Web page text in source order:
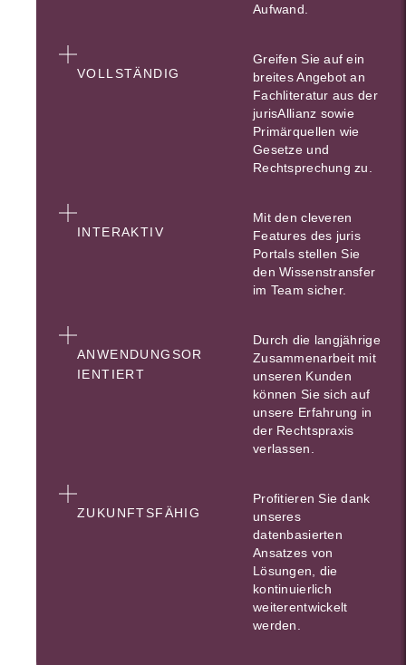
Aufwand.
VOLLSTÄNDIG
Greifen Sie auf ein
breites Angebot an
Fachliteratur aus der
jurisAllianz sowie
Primärquellen wie
Gesetze und
Rechtsprechung zu.
INTERAKTIV
Mit den cleveren
Features des juris
Portals stellen Sie
den Wissenstransfer
im Team sicher.
ANWENDUNGSOR
IENTIERT
Durch die langjährige
Zusammenarbeit mit
unseren Kunden
können Sie sich auf
unsere Erfahrung in
der Rechtspraxis
verlassen.
ZUKUNFTSFÄHIG
Profitieren Sie dank
unseres
datenbasierten
Ansatzes von
Lösungen, die
kontinuierlich
weiterentwickelt
werden.